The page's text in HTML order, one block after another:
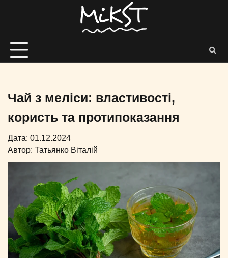
Чай з меліси: властивості,
користь та протипоказання
Дата: 01.12.2024
Автор: Татьянко Віталій